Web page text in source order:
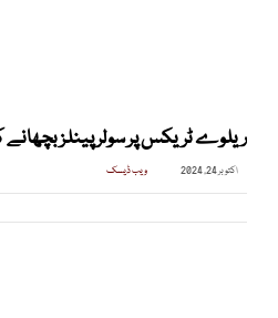
ریلوے ٹریکس پر سولر پینلز
اکتوبر 24, 2024 ویب ڈیسک